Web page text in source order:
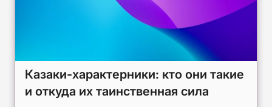
Казаки-характерники: кто они такие
и откуда их таинственная сила